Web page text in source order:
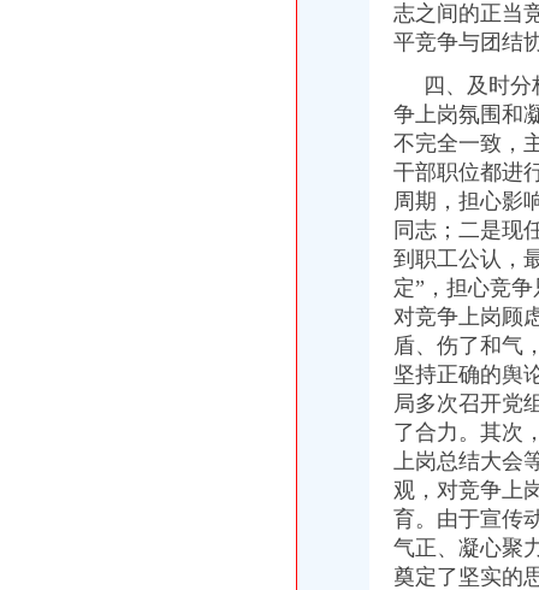
温家宝总理在全国依法行政工作电视电话会议上的一元注册公司流程讲话
高新区工商分局一元注册公司流程企业注册登记并联审批正式启动
大渡口区工商分局重庆一元注册公司全面开展执法质量自查
市局出台有力措施加大对企业知名字号的一元注册公司保护力度
志之间的正当
平竞争与团结
四、及时分
争上岗氛围和
不完全一致，
干部职位都进
周期，担心影
同志；二是现
到职工公认，
定”，担心竞
对竞争上岗顾
盾、伤了和气
坚持正确的舆
局多次召开党
了合力。其次
上岗总结大会
观，对竞争上
育。由于宣传
气正、凝心聚
奠定了坚实的